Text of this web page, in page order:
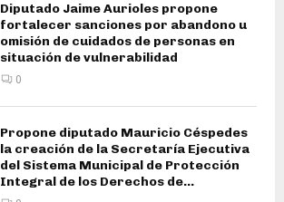
Diputado Jaime Aurioles propone
fortalecer sanciones por abandono u
omisión de cuidados de personas en
situación de vulnerabilidad
0
Propone diputado Mauricio Céspedes
la creación de la Secretaría Ejecutiva
del Sistema Municipal de Protección
Integral de los Derechos de...